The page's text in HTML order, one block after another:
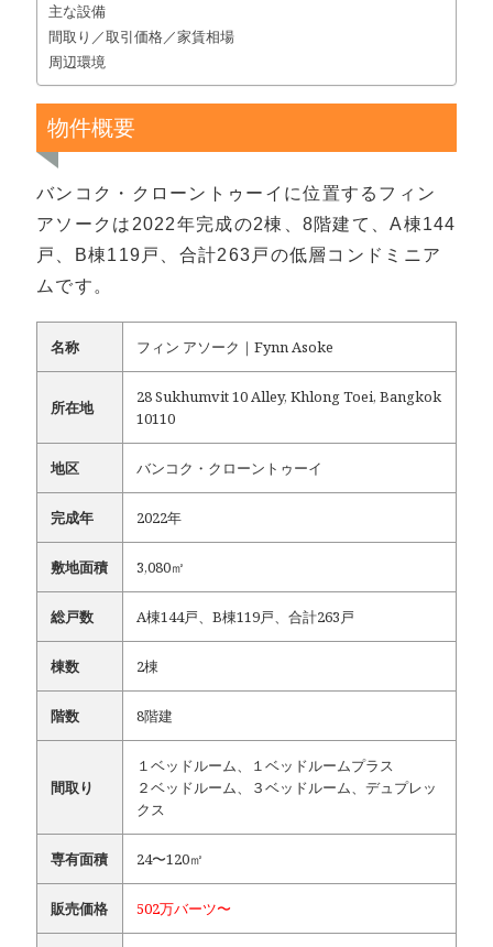
主な設備
間取り／取引価格／家賃相場
周辺環境
物件概要
バンコク・クローントゥーイに位置するフィン
アソークは2022年完成の2棟、8階建て、A棟144
戸、B棟119戸、合計263戸の低層コンドミニア
ムです。
名称 フィン アソーク｜Fynn Asoke
所在地
28 Sukhumvit 10 Alley, Khlong Toei, Bangkok
10110
地区 バンコク・クローントゥーイ
完成年 2022年
敷地面積 3,080㎡
総戸数 A棟144戸、B棟119戸、合計263戸
棟数 2棟
階数 8階建
間取り
１ベッドルーム、１ベッドルームプラス
２ベッドルーム、３ベッドルーム、デュプレッ
クス
専有面積 24〜120㎡
販売価格 502万バーツ〜